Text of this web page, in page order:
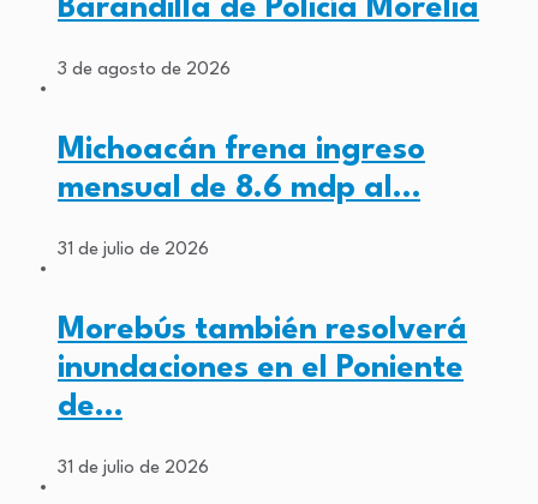
Barandilla de Policía Morelia
3 de agosto de 2026
Michoacán frena ingreso
mensual de 8.6 mdp al…
31 de julio de 2026
Morebús también resolverá
inundaciones en el Poniente
de…
31 de julio de 2026